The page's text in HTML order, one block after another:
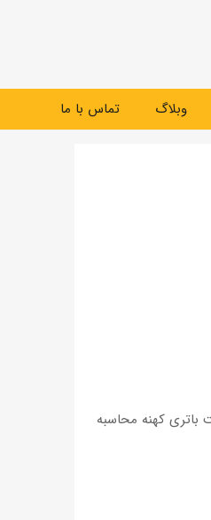
وبلاگ تماس با ما
با دریافت باتری کهنه محاسبه